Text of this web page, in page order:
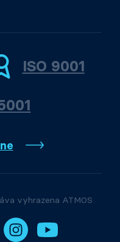
ISO 9001
vyhrazena ATMOS